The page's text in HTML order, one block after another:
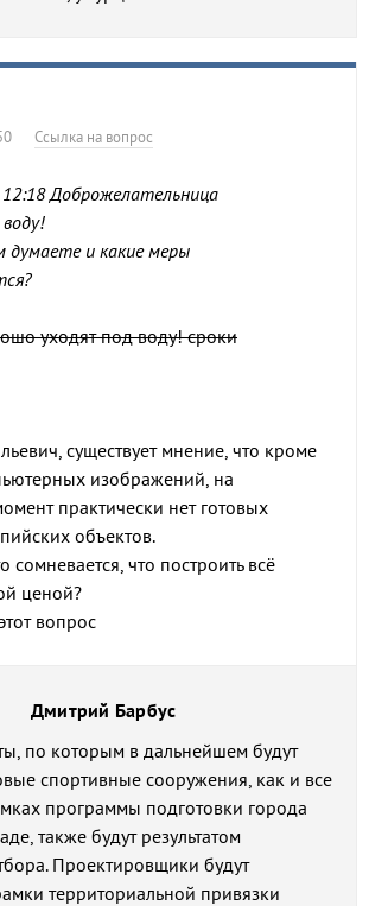
Ссылка на вопрос
Доброжелательница
и какие меры
уходят под воду! сроки
существует мнение, что кроме
изображений, на
практически нет готовых
объектов.
сомневается, что построить всё
ценой?
вопрос
Дмитрий Барбус
по которым в дальнейшем будут
спортивные сооружения, как и все
программы подготовки города
также будут результатом
Проектировщики будут
территориальной привязки